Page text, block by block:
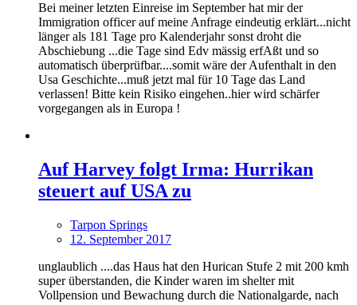
Bei meiner letzten Einreise im September hat mir der
Immigration officer auf meine Anfrage eindeutig erklärt...nicht
länger als 181 Tage pro Kalenderjahr sonst droht die
Abschiebung ...die Tage sind Edv mässig erfAßt und so
automatisch überprüfbar....somit wäre der Aufenthalt in den
Usa Geschichte...muß jetzt mal für 10 Tage das Land
verlassen! Bitte kein Risiko eingehen..hier wird schärfer
vorgegangen als in Europa !
Auf Harvey folgt Irma: Hurrikan
steuert auf USA zu
Tarpon Springs
12. September 2017
unglaublich ....das Haus hat den Hurican Stufe 2 mit 200 kmh
super überstanden, die Kinder waren im shelter mit
Vollpension und Bewachung durch die Nationalgarde, nach